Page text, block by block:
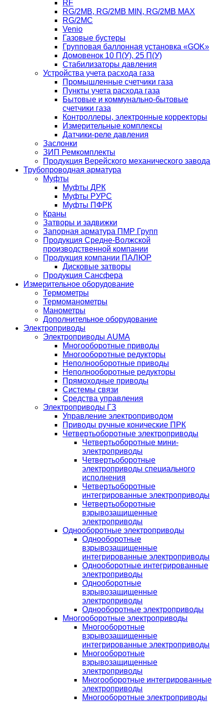
RF
RG/2MB, RG/2MB MIN, RG/2MB MAX
RG/2MC
Venio
Газовые бустеры
Групповая баллонная установка «GOK»
Домовенок 10 П(У), 25 П(У)
Стабилизаторы давления
Устройства учета расхода газа
Промышленные счетчики газа
Пункты учета расхода газа
Бытовые и коммунально-бытовые
счетчики газа
Контроллеры, электронные корректоры
Измерительные комплексы
Датчики-реле давления
Заслонки
ЗИП Ремкомплекты
Продукция Верейского механического завода
Трубопроводная арматура
Муфты
Муфты ДРК
Муфты РУРС
Муфты ПФРК
Краны
Затворы и задвижки
Запорная арматура ПМР Групп
Продукция Средне-Волжской
производственной компании
Продукция компании ПАЛЮР
Дисковые затворы
Продукция Сансфера
Измерительное оборудование
Термометры
Термоманометры
Манометры
Дополнительное оборудование
Электроприводы
Электроприводы AUMA
Многооборотные приводы
Многооборотные редукторы
Неполнооборотные приводы
Неполнооборотные редукторы
Прямоходные приводы
Системы связи
Средства управления
Электроприводы ГЗ
Управление электроприводом
Приводы ручные конические ПРК
Четвертьоборотные электроприводы
Четвертьоборотные мини-
электроприводы
Четвертьоборотные
электроприводы специального
исполнения
Четвертьоборотные
интегрированные электроприводы
Четвертьоборотные
взрывозащищенные
электроприводы
Однооборотные электроприводы
Однооборотные
взрывозащищенные
интегрированные электроприводы
Однооборотные интегрированные
электроприводы
Однооборотные
взрывозащищенные
электроприводы
Однооборотные электроприводы
Многооборотные электроприводы
Многооборотные
взрывозащищенные
интегрированные электроприводы
Многооборотные
взрывозащищенные
электроприводы
Многооборотные интегрированные
электроприводы
Многооборотные электроприводы